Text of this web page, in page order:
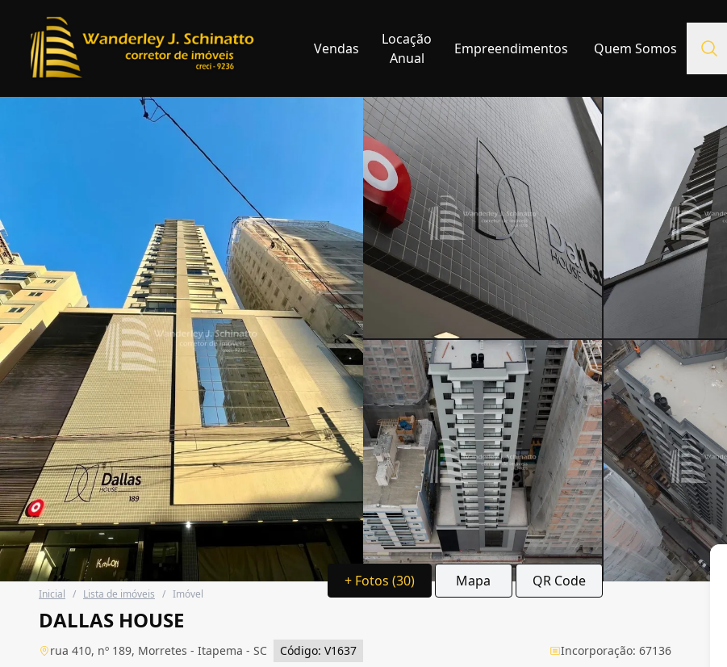
Vendas
Locação
Anual
Empreendimentos Quem Somos
+ Fotos (30) Mapa QR Code
Inicial / Lista de imóveis / Imóvel
DALLAS HOUSE
rua 410, nº 189, Morretes - Itapema - SC Código: V1637 Incorporação: 67136